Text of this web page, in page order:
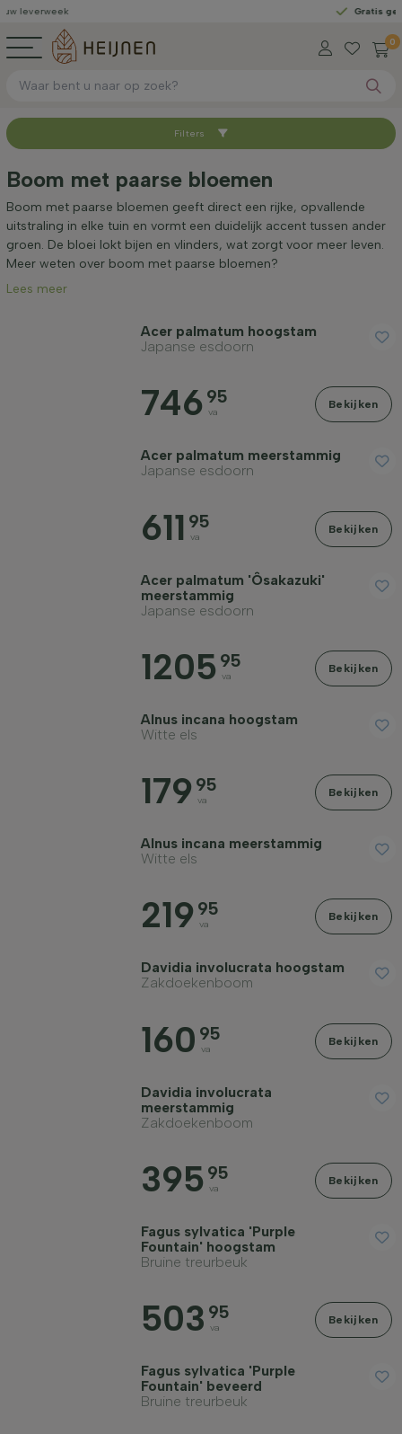
Gratis geleverd
0
Sorteer op
Beschikbaar
Hoogte bij levering (cm)
Volwassen hoogte in meter
Volwassen breedte in meter
Filters
Boom met paarse bloemen
Boom met paarse bloemen geeft direct een rijke, opvallende
uitstraling in elke tuin en vormt een duidelijk accent tussen ander
groen. De bloei lokt bijen en vlinders, wat zorgt voor meer leven.
Meer weten over boom met paarse bloemen?
Lees meer
Acer palmatum hoogstam
Japanse esdoorn
746 95
va
Bekijken
Acer palmatum meerstammig
Japanse esdoorn
611 95
va
Bekijken
Acer palmatum 'Ôsakazuki'
meerstammig
Japanse esdoorn
1205 95
va
Bekijken
Alnus incana hoogstam
Witte els
179 95
va
Bekijken
Alnus incana meerstammig
Witte els
219 95
va
Bekijken
Davidia involucrata hoogstam
Zakdoekenboom
160 95
va
Bekijken
Davidia involucrata
meerstammig
Zakdoekenboom
395 95
va
Bekijken
Fagus sylvatica 'Purple
Fountain' hoogstam
Bruine treurbeuk
503 95
va
Bekijken
Fagus sylvatica 'Purple
Fountain' beveerd
Bruine treurbeuk